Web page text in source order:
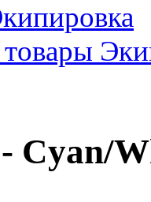
Cyan/